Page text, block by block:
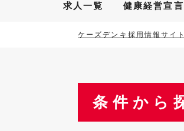
求人一覧 健康経営宣
ケーズデンキ採用情報サイ
条件から